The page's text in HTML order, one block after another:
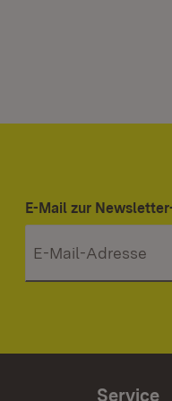
E-Mail zur
Service